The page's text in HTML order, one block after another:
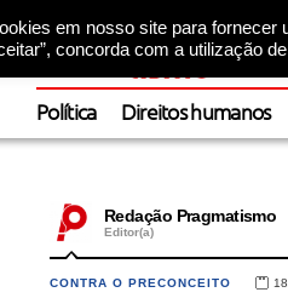
em nosso site para fornecer
concorda com a utilização
Política Direitos humanos
Redação Pragmatismo
Editor(a)
CONTRA O PRECONCEITO